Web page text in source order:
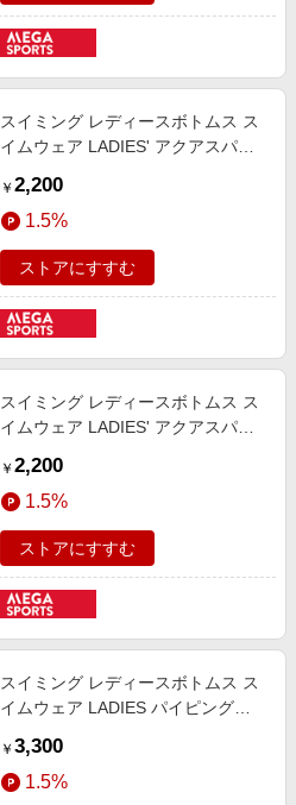
スイミング レディースボトムス ス
イムウェア LADIES' アクアスパッ
310711-1100
￥ 2,200
1.5%
ストアにすすむ
スイミング レディースボトムス ス
イムウェア LADIES' アクアスパッ
310711-1101
￥ 2,200
1.5%
ストアにすすむ
スイミング レディースボトムス ス
イムウェア LADIES パイピングシ
890-310711-1100
￥ 3,300
1.5%